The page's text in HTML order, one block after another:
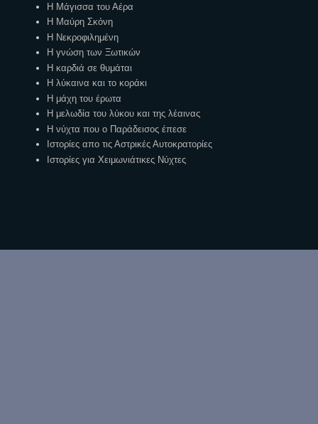
Η Μάγισσα του Αέρα
Η Μαύρη Σκόνη
Η Νεκροφιλημένη
Η γνώση των Ξωτικών
Η καρδιά σε θυμάται
Η λύκαινα και το κοράκι
Η μάχη του έρωτα
Η μελωδία του λύκου και της λέαινας
Η νύχτα που ο Παράδεισος έπεσε
Ιστορίες απο τις Αστρικές Αυτοκρατορίες
Ιστορίες για Χειμωνιάτικες Νύχτες